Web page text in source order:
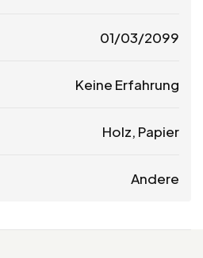
01/03/2099
Keine Erfahrung
Holz, Papier
Andere